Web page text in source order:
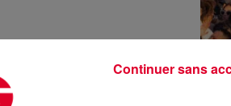
Continuer sans